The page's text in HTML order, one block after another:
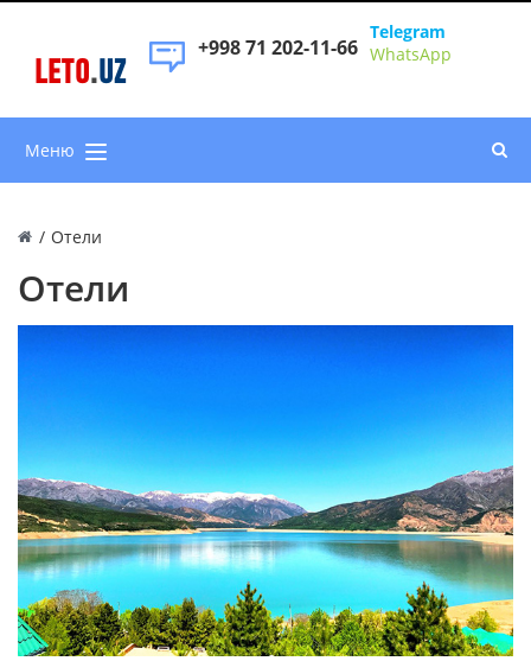
LETO.UZ
+998 71 202-11-66
Telegram
WhatsApp
Меню
/ Отели
Отели